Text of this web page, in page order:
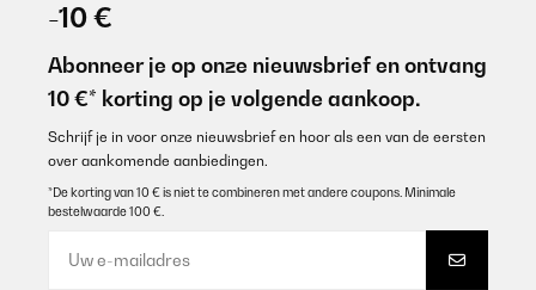
Dommage que la société de livraison DPD font comme ils veulent,
car je devais être livré chez moi et j'ai dû faire 40 kilomètres pour
les récupérer dans un point relais.
Utilisateur d'Amazon
Vertaal
GECONTROLEERDE BEOORDELING
25/01/2025
-10 €
Abonneer je op onze nieuwsbrief en ontvang
10 €* korting op je volgende aankoop.
Schrijf je in voor onze nieuwsbrief en hoor als een van de eersten
over aankomende aanbiedingen.
*De korting van 10 € is niet te combineren met andere coupons. Minimale
bestelwaarde 100 €.